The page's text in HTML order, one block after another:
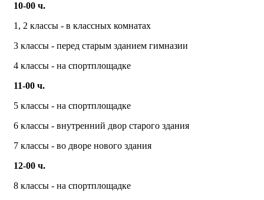
10-00 ч.
1, 2 классы - в классных комнатах
3 классы - перед старым зданием гимназии
4 классы - на спортплощадке
11-00 ч.
5 классы - на спортплощадке
6 классы - внутренний двор старого здания
7 классы - во дворе нового здания
12-00 ч.
8 классы - на спортплощадке